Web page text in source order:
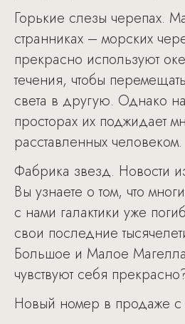
Горькие слезы черепах.
странниках – морских
прекрасно используют
течения, чтобы
света в другую. Однако
просторах их поджидает
расставленных человеком.
Фабрика звезд. Новости
Вы узнаете о том, что
с нами галактики уже
свои последние
Большое и Малое
чувствуют себя
Новый номер в продаже